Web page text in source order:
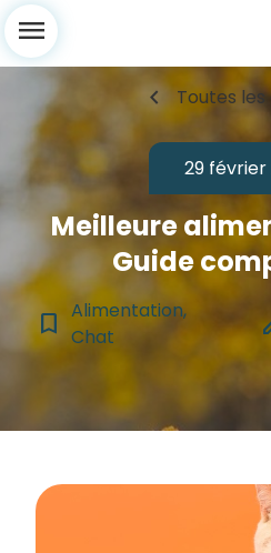
menu
chevron_left Toutes
29 février
Meilleure
Guide
bookmark_border Alimentation,
Chat